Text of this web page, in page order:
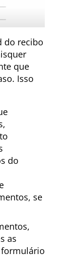
do recibo
que
Isso
do
se
as